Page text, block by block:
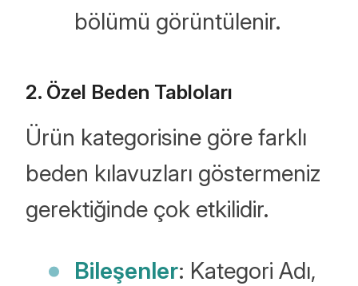
bölümü görüntülenir.
2. Özel Beden Tabloları
Ürün kategorisine göre farklı
beden kılavuzları göstermeniz
gerektiğinde çok etkilidir.
Bileşenler: Kategori Adı,